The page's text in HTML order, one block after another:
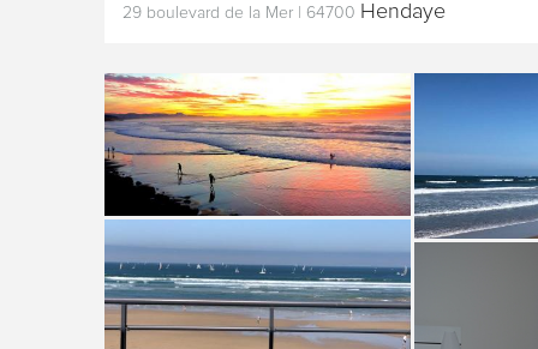
29 boulevard de la Mer 64700 Hendaye